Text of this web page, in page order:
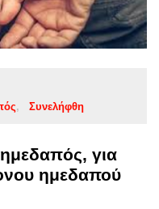
Συνελήφθη
για
ημεδαπού